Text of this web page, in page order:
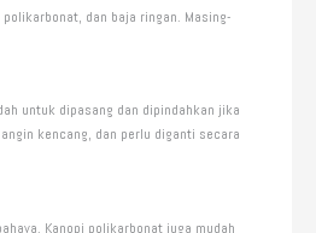
dan baja ringan. Masing-
untuk dipasang dan dipindahkan jika
kencang, dan perlu diganti secara
Kanopi polikarbonat juga mudah